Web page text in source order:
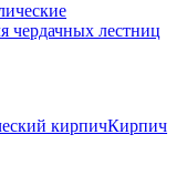
чердачных лестниц
кирпичКирпич